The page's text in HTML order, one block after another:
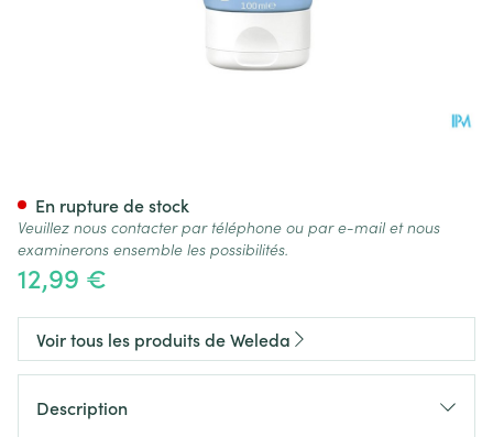
12,99 €
En rupture de stock
Veuillez nous contacter par téléphone ou par e-mail et nous
examinerons ensemble les possibilités.
Voir tous les produits de Weleda
Description